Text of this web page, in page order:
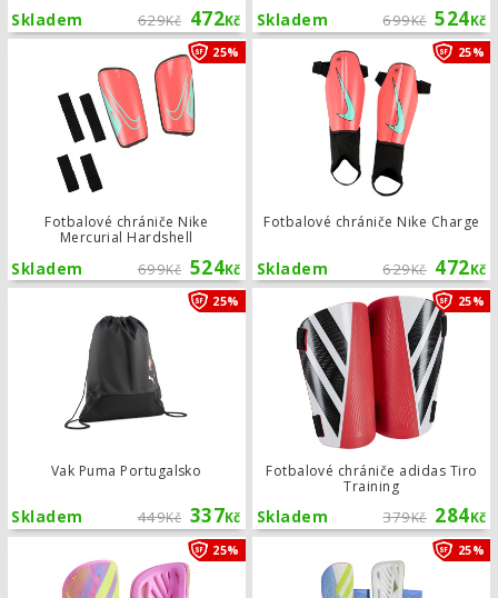
629Kč 472Kč
Skladem 699Kč 524Kč
Skladem
Fotbalové chrániče Nike
Mercurial Hardshell
699Kč 524Kč
Skladem
25% Fotbalové chrániče Nike Mercurial
Fotbalové chrániče Nike Charge
629Kč 472Kč
Skladem
25%
Vak Puma Portugalsko
449Kč 337Kč
Skladem
25% Vak Puma Portugalsko
Fotbalové chrániče adidas Tiro
Training
379Kč 284Kč
Skladem
25%
25% Fotbalové chrániče adidas Tiro25%